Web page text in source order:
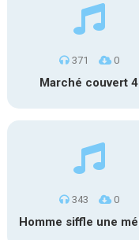
371 0
Marché couvert 4
343 0